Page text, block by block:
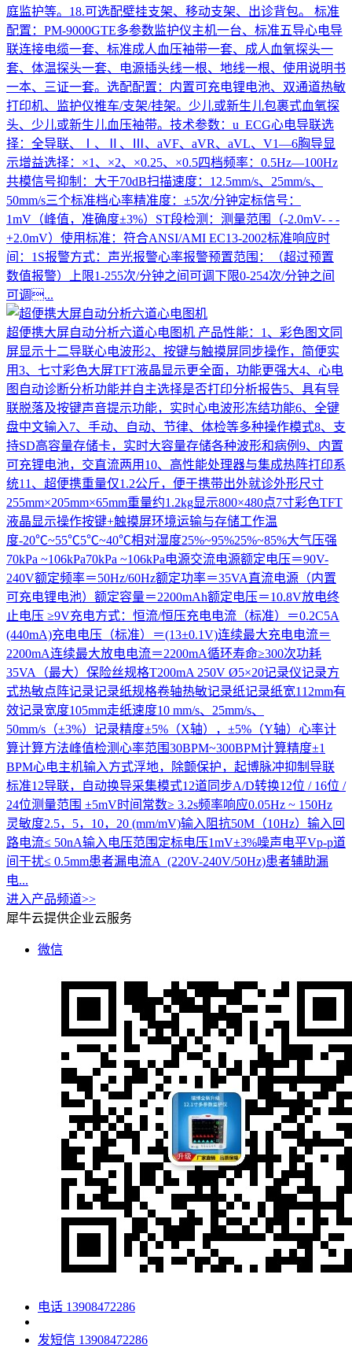
庭监护等。18.可选配壁挂支架、移动支架、出诊背包。 标准
配置：PM-9000GTE多参数监护仪主机一台、标准五导心电导
联连接电缆一套、标准成人血压袖带一套、成人血氧探头一
套、体温探头一套、电源插头线一根、地线一根、使用说明书
一本、三证一套。选配配置：内置可充电锂电池、双通道热敏
打印机、监护仪推车/支架/挂架。少儿或新生儿包裹式血氧探
头、少儿或新生儿血压袖带。技术参数：u ECG心电导联选
择：全导联、Ⅰ、Ⅱ、Ⅲ、aVF、aVR、aVL、V1—6胸导显
示增益选择：×1、×2、×0.25、×0.5四档频率：0.5Hz—100Hz
共模信号抑制：大于70dB扫描速度：12.5mm/s、25mm/s、
50mm/s三个标准档心率精准度：±5次/分钟定标信号：
1mV（峰值，准确度±3%）ST段检测：测量范围（-2.0mV- - -
+2.0mV）使用标准：符合ANSI/AMI EC13-2002标准响应时
间：1S报警方式：声光报警心率报警预置范围：（超过预置
数值报警）上限1-255次/分钟之间可调下限0-254次/分钟之间
可调...
超便携大屏自动分析六道心电图机 产品性能：1、彩色图文同
屏显示十二导联心电波形2、按键与触摸屏同步操作，简便实
用3、七寸彩色大屏TFT液晶显示更全面，功能更强大4、心电
图自动诊断分析功能并自主选择是否打印分析报告5、具有导
联脱落及按键声音提示功能，实时心电波形冻结功能6、全键
盘中文输入7、手动、自动、节律、体检等多种操作模式8、支
持SD高容量存储卡，实时大容量存储各种波形和病例9、内置
可充锂电池，交直流两用10、高性能处理器与集成热阵打印系
统11、超便携重量仅1.2公斤，便于携带出外就诊外形尺寸
255mm×205mm×65mm重量约1.2kg显示800×480点7寸彩色TFT
液晶显示操作按键+触摸屏环境运输与存储工作温
度-20℃~55℃5℃~40℃相对湿度25%~95%25%~85%大气压强
70kPa ~106kPa70kPa ~106kPa电源交流电源额定电压＝90V-
240V额定频率＝50Hz/60Hz额定功率＝35VA直流电源（内置
可充电锂电池）额定容量＝2200mAh额定电压＝10.8V放电终
止电压 ≥9V充电方式：恒流/恒压充电电流（标准）＝0.2C5A
(440mA)充电电压（标准）＝(13±0.1V)连续最大充电电流＝
2200mA连续最大放电电流＝2200mA循环寿命≥300次功耗
35VA（最大）保险丝规格T200mA 250V Ø5×20记录仪记录方
式热敏点阵记录记录纸规格卷轴热敏记录纸记录纸宽112mm有
效记录宽度105mm走纸速度10 mm/s、25mm/s、
50mm/s（±3%）记录精度±5%（X轴），±5%（Y轴）心率计
算计算方法峰值检测心率范围30BPM~300BPM计算精度±1
BPM心电主机输入方式浮地，除颤保护，起博脉冲抑制导联
标准12导联，自动换导采集模式12道同步A/D转换12位 / 16位 /
24位测量范围 ±5mV时间常数≥ 3.2s频率响应0.05Hz ~ 150Hz
灵敏度2.5，5，10，20 (mm/mV)输入阻抗50M（10Hz）输入回
路电流≤ 50nA输入电压范围定标电压1mV±3%噪声电平Vp-p道
间干扰≤ 0.5mm患者漏电流A (220V-240V/50Hz)患者辅助漏
电...
进入产品频道>>
犀牛云提供企业云服务
微信
电话 13908472286
发短信 13908472286